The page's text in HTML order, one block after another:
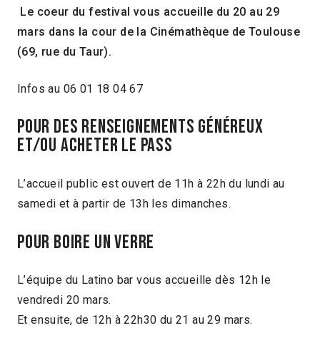
Le coeur du festival vous accueille du 20 au 29
mars dans la cour de la Cinémathèque de Toulouse
(69, rue du Taur).
Infos au 06 01 18 04 67
POUR DES RENSEIGNEMENTS GÉNÉREUX
ET/OU ACHETER LE PASS
L’accueil public est ouvert de 11h à 22h du lundi au
samedi et à partir de 13h les dimanches.
POUR BOIRE UN VERRE
L’équipe du Latino bar vous accueille dès 12h le
vendredi 20 mars.
Et ensuite, de 12h à 22h30 du 21 au 29 mars.